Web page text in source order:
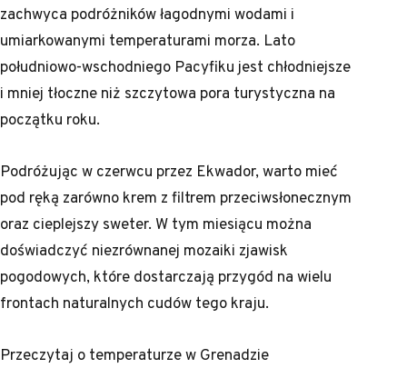
zachwyca podróżników łagodnymi wodami i
umiarkowanymi temperaturami morza. Lato
południowo-wschodniego Pacyfiku jest chłodniejsze
i mniej tłoczne niż szczytowa pora turystyczna na
początku roku.
Podróżując w czerwcu przez Ekwador, warto mieć
pod ręką zarówno krem z filtrem przeciwsłonecznym
oraz cieplejszy sweter. W tym miesiącu można
doświadczyć niezrównanej mozaiki zjawisk
pogodowych, które dostarczają przygód na wielu
frontach naturalnych cudów tego kraju.
Przeczytaj otemperaturze w Grenadzie